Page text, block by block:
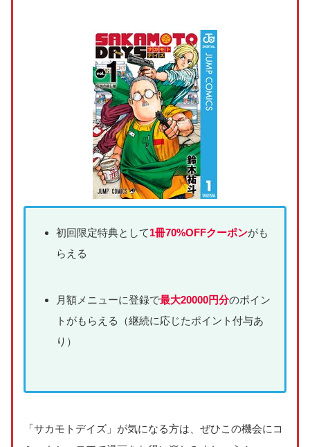
初回限定特典として1冊70%OFFクーポンがも
らえる
月額メニューに登録で最大20000円分のポイン
トがもらえる（継続に応じたポイント付与あ
り）
「サカモトデイズ」が気になる方は、ぜひこの機会にコ